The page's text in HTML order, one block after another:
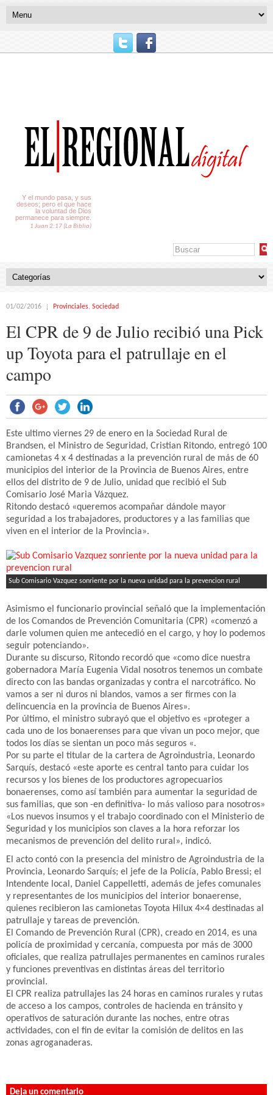
Y el mundo pasa, y sus
deseos; pero el que hace
la voluntad de Dios
permanece para siempre.
1 Juan 2:17 (La Biblia)
01/02/2016 Provinciales, Sociedad
El CPR de 9 de Julio recibió una Pick
up Toyota para el patrullaje en el
campo
Este ultimo viernes 29 de enero en la Sociedad Rural de
Brandsen, el Ministro de Seguridad, Cristian Ritondo, entregó 100
camionetas 4 x 4 destinadas a la prevención rural de más de 60
municipios del interior de la Provincia de Buenos Aires, entre
ellos del distrito de 9 de Julio, unidad que recibió el Sub
Comisario José Maria Vázquez.
Ritondo destacó «queremos acompañar dándole mayor
seguridad a los trabajadores, productores y a las familias que
viven en el interior de la Provincia».
Sub Comisario Vazquez sonriente por la nueva unidad para la prevencion rural
Asimismo el funcionario provincial señaló que la implementación
de los Comandos de Prevención Comunitaria (CPR) «comenzó a
darle volumen quien me antecedió en el cargo, y hoy lo podemos
seguir potenciando».
Durante su discurso, Ritondo recordó que «como dice nuestra
gobernadora María Eugenia Vidal nosotros tenemos un combate
directo con las bandas organizadas y contra el narcotráfico. No
vamos a ser ni duros ni blandos, vamos a ser firmes con la
delincuencia en la provincia de Buenos Aires».
Por último, el ministro subrayó que el objetivo es «proteger a
cada uno de los bonaerenses para que vivan un poco mejor, que
todos los días se sientan un poco más seguros «.
Por su parte el titular de la cartera de Agroindustria, Leonardo
Sarquís, destacó «este aporte es central tanto para cuidar los
recursos y los bienes de los productores agropecuarios
bonaerenses, como así también para aumentar la seguridad de
sus familias, que son -en definitiva- lo más valioso para nosotros»
«Los nuevos insumos y el trabajo coordinado con el Ministerio de
Seguridad y los municipios son claves a la hora reforzar los
mecanismos de prevención del delito rural», indicó.
El acto contó con la presencia del ministro de Agroindustria de la
Provincia, Leonardo Sarquís; el jefe de la Policía, Pablo Bressi; el
Intendente local, Daniel Cappelletti, además de jefes comunales
y representantes de los municipios del interior bonaerense,
quienes recibieron las camionetas Toyota Hilux 4×4 destinadas al
patrullaje y tareas de prevención.
El Comando de Prevención Rural (CPR), creado en 2014, es una
policía de proximidad y cercanía, compuesta por más de 3000
oficiales, que realiza patrullajes permanentes en caminos rurales
y funciones preventivas en distintas áreas del territorio
provincial.
El CPR realiza patrullajes las 24 horas en caminos rurales y rutas
de acceso a los campos, controles de hacienda en tránsito y
operativos de saturación durante las noches, entre otras
actividades, con el fin de evitar la comisión de delitos en las
zonas agroganaderas.
Deja un comentario